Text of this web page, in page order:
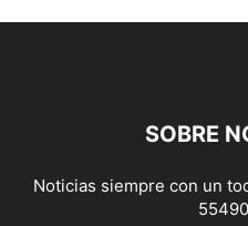
SOBRE
Noticias siempre con un